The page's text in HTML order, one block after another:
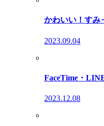
かわいい！すみ
2023.09.04
FaceTime・
2023.12.08